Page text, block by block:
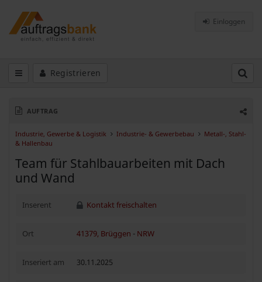
Einloggen
Registrieren
AUFTRAG
Industrie, Gewerbe & Logistik Industrie- & Gewerbebau
Metall-, Stahl-
& Hallenbau
Team für Stahlbauarbeiten mit Dach
und Wand
Inserent Kontakt freischalten
Ort 41379, Brüggen - NRW
Inseriert am 30.11.2025